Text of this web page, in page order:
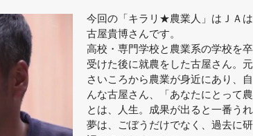
今回の「キラリ★農業人」はＪＡ
古屋貴博さんです。
高校・専門学校と農業系の学校を
受けた後に就農をした古屋さん。
さいころから農業が身近にあり、
んな古屋さん、「あなたにとって
とは、人生。成果が出ると一番う
夢は、ごぼうだけでなく、過去に